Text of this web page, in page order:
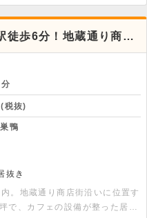
徒歩6分！地蔵通り商店
店舗
分
(税抜)
巣鴨
抜き
。地蔵通り商店街沿いに位置す
で、カフェの設備が整った居抜